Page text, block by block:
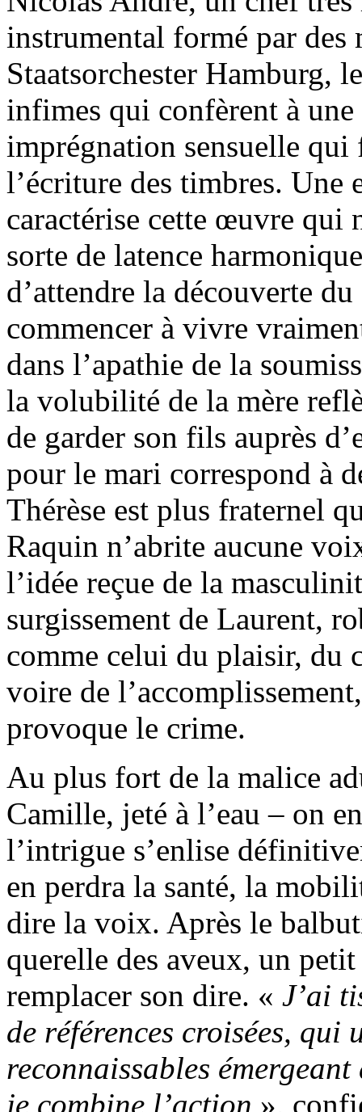
instrumental formé par des
Staatsorchester Hamburg,
infimes qui confèrent à une
imprégnation sensuelle qui
l’écriture des timbres.
caractérise cette œuvre qui
sorte de latence
d’attendre la découverte
commencer à vivre
dans l’apathie de la
la volubilité de la mère
de garder son fils auprès
pour le mari correspond à
Thérèse est plus fraternel
Raquin n’abrite aucune
l’idée reçue de la
surgissement de Laurent,
comme celui du plaisir, du
voire de
provoque le crime.
Au plus fort de la malice
Camille, jeté à l’eau – on
l’intrigue s’enlise
en perdra la santé, la
dire la voix. Après le
querelle des aveux, un
remplacer son dire. « J’ai
de références croisées, qui
reconnaissables
je combine l’action »,